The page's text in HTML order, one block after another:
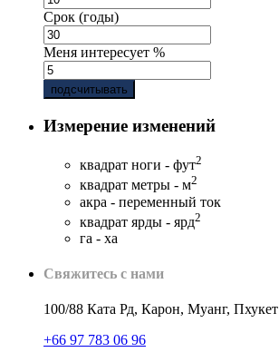
Срок (годы)
Меня интересует %
подсчитывать
Измерение изменений
квадрат ноги - фут2
квадрат метры - м2
акра - переменный ток
квадрат ярды - ярд2
га - ха
Свяжитесь с нами
100/88 Ката Рд, Карон, Муанг, Пхукет
+66 97 783 06 96